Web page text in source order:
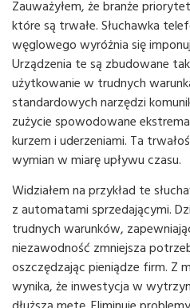
Zauważyłem, że branże
które są trwałe. Słuchawka
węglowego wyróżnia się
Urządzenia te są zbudowane
użytkowanie w trudnych
standardowych narzędzi
zużycie spowodowane
kurzem i uderzeniami. Ta
wymian w miarę upływu czasu.
Widziałem na przykład te
z automatami sprzedającymi.
trudnych warunków,
niezawodność zmniejsza
oszczędzając pieniądze firm. Z
wynika, że ​​inwestycja w